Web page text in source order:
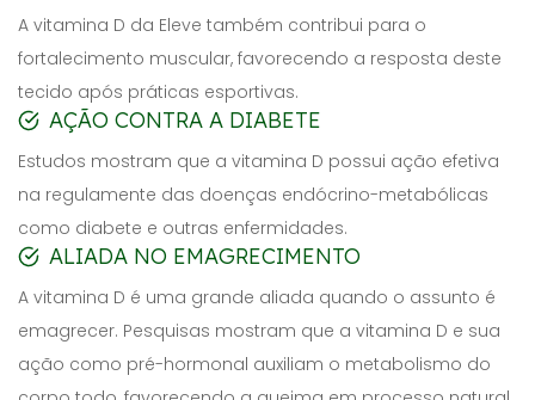
A vitamina D da Eleve também contribui para o
fortalecimento muscular, favorecendo a resposta deste
tecido após práticas esportivas.
AÇÃO CONTRA A DIABETE
Estudos mostram que a vitamina D possui ação efetiva
na regulamente das doenças endócrino-metabólicas
como diabete e outras enfermidades.
ALIADA NO EMAGRECIMENTO
A vitamina D é uma grande aliada quando o assunto é
emagrecer. Pesquisas mostram que a vitamina D e sua
ação como pré-hormonal auxiliam o metabolismo do